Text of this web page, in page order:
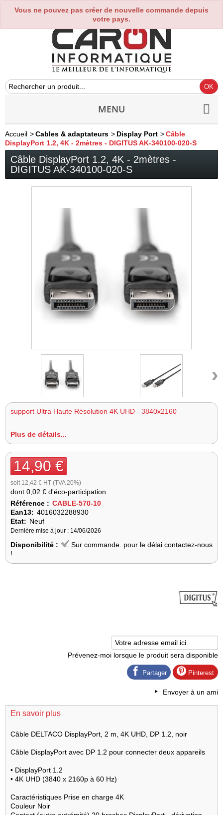
Vous ne pouvez pas créer de nouvelle commande depuis
votre pays.
0
MENU
Accueil >Cables & adaptateurs > Display Port >Câble
DisplayPort 1.2, 4K - 2mètres - DIGITUS AK-340100-020-S
Câble DisplayPort 1.2, 4K - 2mètres -
DIGITUS AK-340100-020-S
›
support Ultra Haute Résolution 4K UHD - 3840x2160
Plus de détails...
14,90 €
soit 12,42 € HT (TVA 20%)
dont 0,02 € d'éco-participation
Référence : CABLE-570-10
Ean13: 4016032288930
Etat: Neuf
Dernière mise à jour : 14/06/2026
Disponibilité :
Sur commande. pour le délai contactez-nous
!
Prévenez-moi lorsque le produit sera disponible
Partager Pinterest
Envoyer à un ami
En savoir plus
Câble DELTACO DisplayPort, 2 m, 4K UHD, DP 1.2, noir
Câble DisplayPort avec DP 1.2 pour connecter deux appareils
• DisplayPort 1.2
• 4K UHD (3840 x 2160p à 60 Hz)
Caractéristiques Prise en charge 4K
Couleur Noir